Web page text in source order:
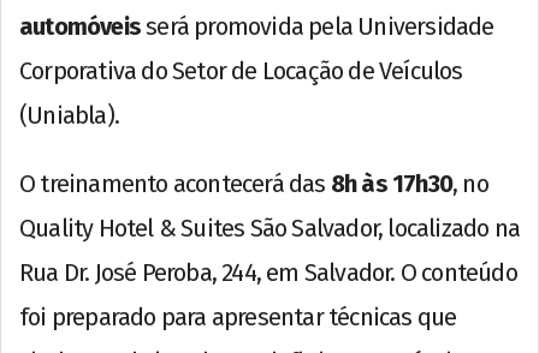
automóveisserá promovida pela Universidade
Corporativa do Setor de Locação de Veículos
(Uniabla).
O treinamento acontecerá das 8h às 17h30, no
Quality Hotel & Suites São Salvador, localizado na
Rua Dr. José Peroba, 244, em Salvador. O conteúdo
foi preparado para apresentar técnicas que